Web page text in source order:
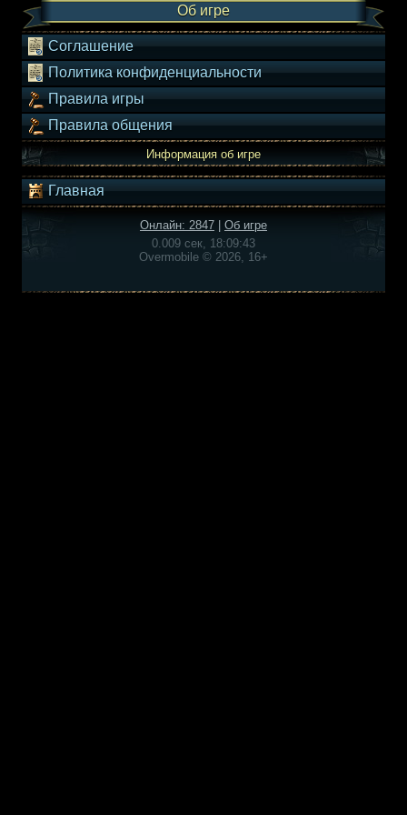
Об игре
Соглашение
Политика конфиденциальности
Правила игры
Правила общения
Информация об игре
Главная
Онлайн: 2847
Об игре
0.009 сек, 18:09:43
Overmobile © 2026, 16+